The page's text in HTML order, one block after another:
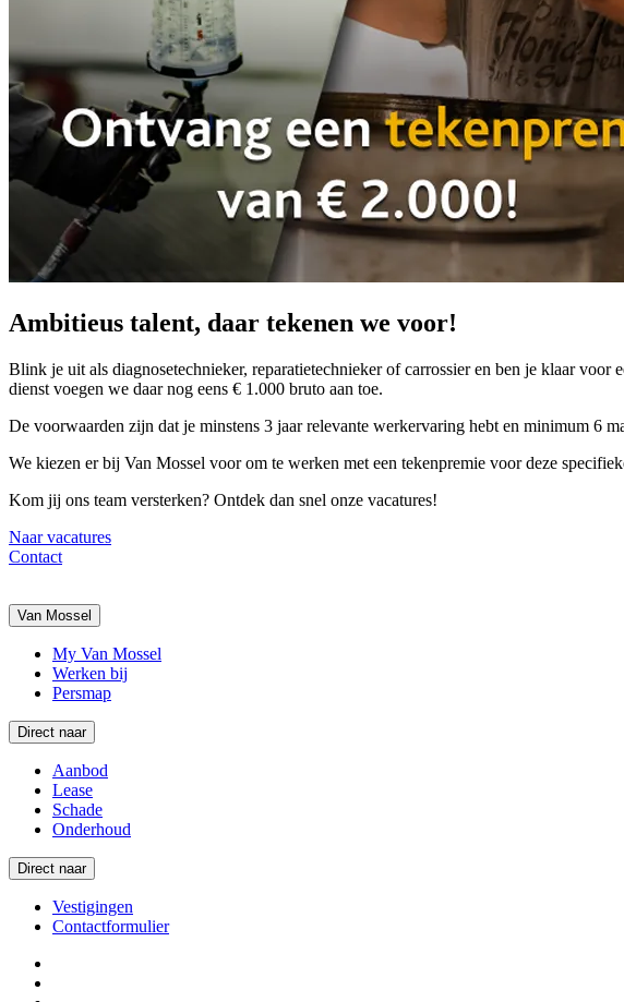
Ambitieus talent, daar tekenen we voor!
Blink je uit als diagnosetechnieker, reparatietechnieker of carrossier en ben je klaar
dienst voegen we daar nog eens € 1.000 bruto aan toe.
De voorwaarden zijn dat je minstens 3 jaar relevante werkervaring hebt en minimum 6
We kiezen er bij Van Mossel voor om te werken met een tekenpremie voor deze
Kom jij ons team versterken? Ontdek dan snel onze vacatures!
Naar vacatures
Contact
Van Mossel
My Van Mossel
Werken bij
Persmap
Direct naar
Aanbod
Lease
Schade
Onderhoud
Direct naar
Vestigingen
Contactformulier